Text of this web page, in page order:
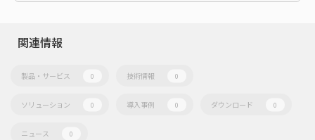
関連情報
製品・サービス 0 技術情報 0
ソリューション 0 導入事例 0 ダウンロード 0
ニュース 0